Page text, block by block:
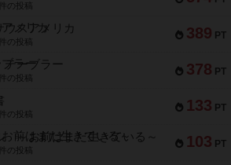
の投稿
389 PT
ウスアメリカ
の投稿
378 PT
テーブラー
の投稿
133 PT
の投稿
103 PT
～お前はまだ生きている～
の投稿